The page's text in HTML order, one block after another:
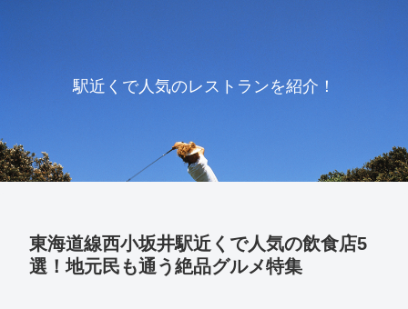
駅近くで人気のレストランを紹介！
東海道線西小坂井駅近くで人気の飲食店5
選！地元民も通う絶品グルメ特集